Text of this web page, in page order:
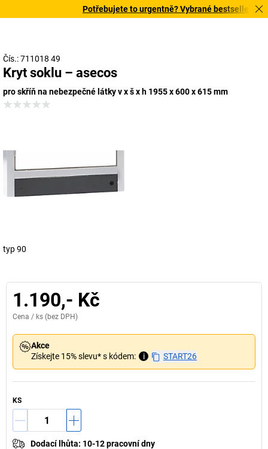
Potřebujete to urgentně? Vybrané bestsellery
Čís.: 711018 49
Kryt soklu – asecos
pro skříň na nebezpečné látky v x š x h 1955 x 600 x 615 mm
typ 90
1.190,- Kč
Cena / ks (bez DPH)
Akce
Získejte 15% slevu* s kódem:
i START26
KS
Dodací lhůta: 10-12 pracovní dny